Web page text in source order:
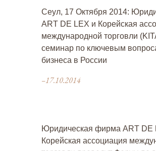
Сеул, 17 Октября 2014:
ART DE LEX и Корейская
международной торговли
семинар по ключевым
бизнеса в России
–17.10.2014
Юридическая фирма ART DE
Корейская ассоциация